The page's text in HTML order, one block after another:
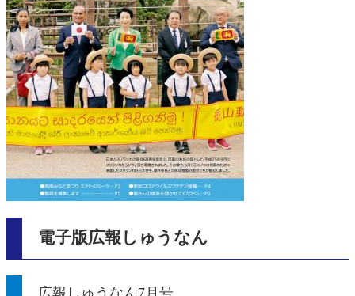
電子版広報しゅうなん
広報しゅうなん7月号